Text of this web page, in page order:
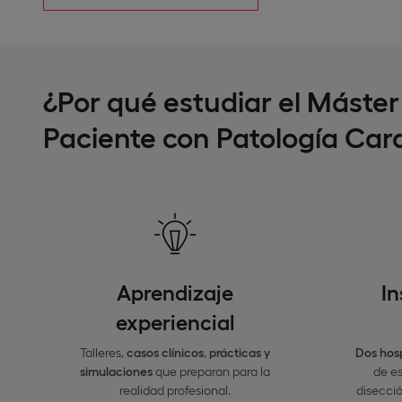
¿Por qué estudiar el
Paciente con Patología
Aprendizaje
experiencial
Talleres,casos clínicos, prácticas y
simulacionesque preparan para la
realidad profesional.
Dos
de